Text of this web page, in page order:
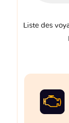
Liste des